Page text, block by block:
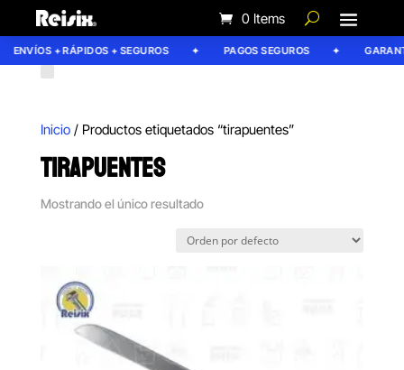
0 Items
ENVÍOS + RÁPIDOS + SEGUROS PAGOS SEGUROS
Inicio/ Productos etiquetados “tirapuentes”
TIRAPUENTES
Mostrando el único resultado